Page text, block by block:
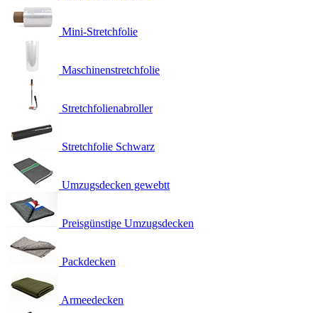
Mini-Stretchfolie
Maschinenstretchfolie
Stretchfolienabroller
Stretchfolie Schwarz
Umzugsdecken gewebtt
Preisgünstige Umzugsdecken
Packdecken
Armeedecken